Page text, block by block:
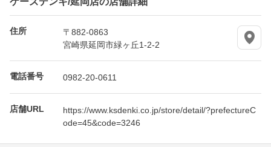
住所
〒882-0863
宮崎県延岡市緑ヶ丘1-2-2
電話番号 0982-20-0611
店舗URL
https://www.ksdenki.co.jp/store/detail/?prefectureC
ode=45&code=3246